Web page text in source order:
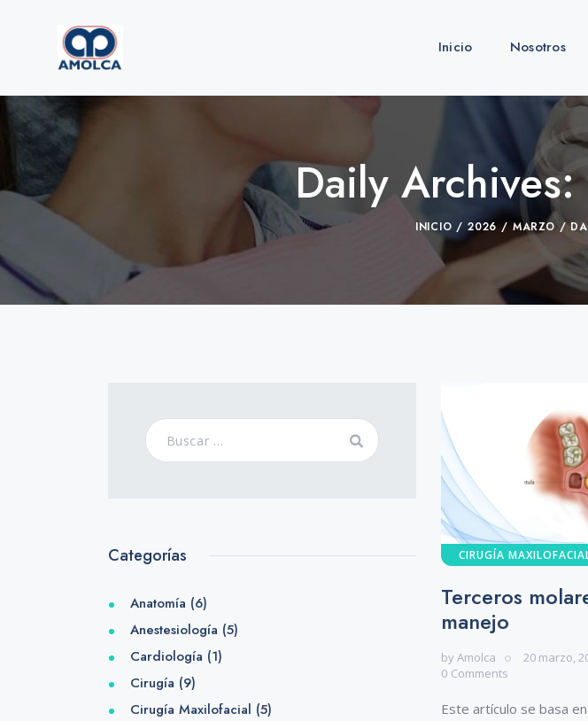
Inicio Nosotros
Daily
INICIO 2026 MARZO
CIRUGÍA
Terceros
manejo
byAmolca 20 marzo,
0 Comments
Este artículo se basa
Categorías
Anatomía (6)
Anestesiología (5)
Cardiología (1)
Cirugía (9)
Cirugía Maxilofacial (5)